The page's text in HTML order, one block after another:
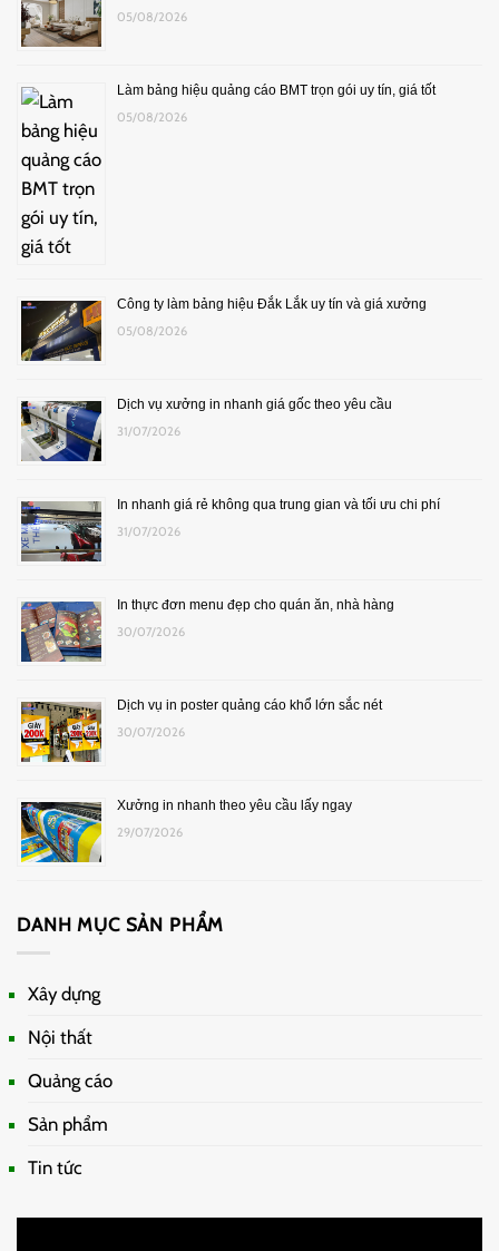
05/08/2026
Làm bảng hiệu quảng cáo BMT trọn gói uy tín, giá tốt
05/08/2026
Công ty làm bảng hiệu Đắk Lắk uy tín và giá xưởng
05/08/2026
Dịch vụ xưởng in nhanh giá gốc theo yêu cầu
31/07/2026
In nhanh giá rẻ không qua trung gian và tối ưu chi phí
31/07/2026
In thực đơn menu đẹp cho quán ăn, nhà hàng
30/07/2026
Dịch vụ in poster quảng cáo khổ lớn sắc nét
30/07/2026
Xưởng in nhanh theo yêu cầu lấy ngay
29/07/2026
DANH MỤC SẢN PHẨM
Xây dựng
Nội thất
Quảng cáo
Sản phẩm
Tin tức